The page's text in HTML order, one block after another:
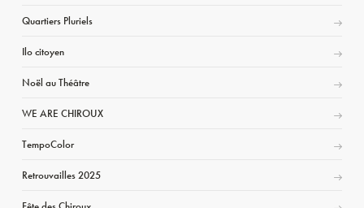
Quartiers Pluriels
Ilo citoyen
Noël au Théâtre
WE ARE CHIROUX
TempoColor
Retrouvailles 2025